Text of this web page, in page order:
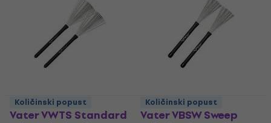
Vater VWTS Standard Vater VBSW Sweep
Količinski popust Količinski popust